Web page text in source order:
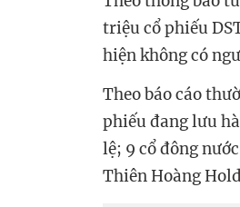
triệu cổ phiếu
hiện không có
Theo báo cáo
phiếu đang lưu
lệ; 9 cổ đông
Thiên Hoàng